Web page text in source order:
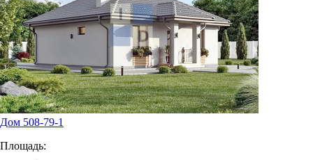
Дом 508-79-1
Площадь: